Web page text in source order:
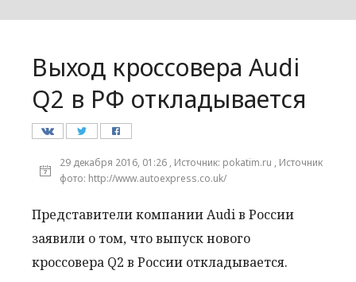
Авто
Происшествия
Выход кроссовера Audi
Q2 в РФ откладывается
29 декабря 2016, 01:26 , Источник: pokatim.ru , Источник
фото: http://www.autoexpress.co.uk/
Представители компании Audi в России
заявили о том, что выпуск нового
кроссовера Q2 в России откладывается.